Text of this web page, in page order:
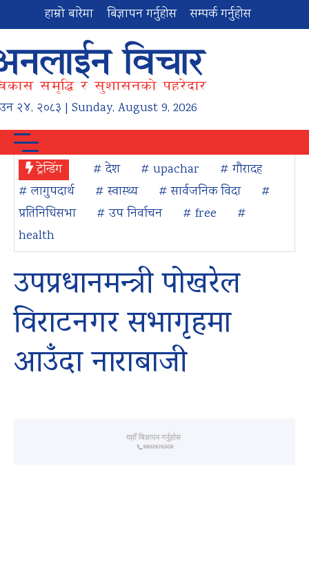
हाम्रो बारेमा बिज्ञापन गर्नुहोस सम्पर्क गर्नुहोस
२४, २०८३ | Sunday, August 9, 2026
ट्रेन्डिंग # देश # upachar
# गौरादह
# लागुपदार्थ
# स्वास्थ्य # सार्वजनिक विदा
#
प्रतिनिधिसभा
# उप निर्वाचन # free
#
health
उपप्रधानमन्त्री पोखरेल
विराटनगर सभागृहमा
आउँदा नाराबाजी